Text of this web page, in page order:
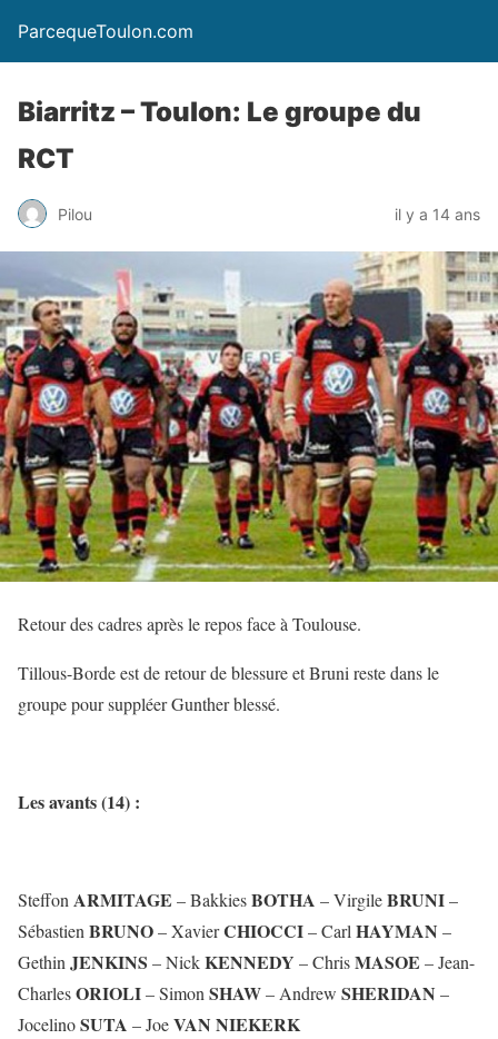
ParcequeToulon.com
Biarritz – Toulon: Le groupe du
RCT
Pilou il y a 14 ans
Retour des cadres après le repos face à Toulouse.
Tillous-Borde est de retour de blessure et Bruni reste dans le
groupe pour suppléer Gunther blessé.
Les avants (14) :
SteffonARMITAGE – BakkiesBOTHA – VirgileBRUNI–
SébastienBRUNO– XavierCHIOCCI– CarlHAYMAN –
GethinJENKINS – NickKENNEDY – ChrisMASOE – Jean-
CharlesORIOLI– SimonSHAW– Andrew SHERIDAN –
JocelinoSUTA – JoeVAN NIEKERK